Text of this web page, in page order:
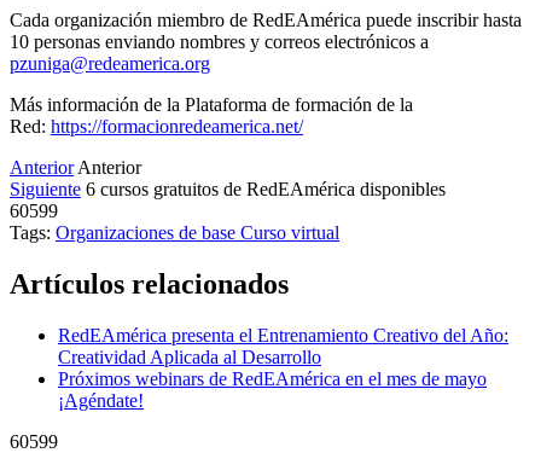
Cada organización miembro de RedEAmérica puede inscribir hasta
10 personas enviando nombres y correos electrónicos a
pzuniga@redeamerica.org
Más información de la Plataforma de formación de la
Red: https://formacionredeamerica.net/
Anterior Anterior
Siguiente 6 cursos gratuitos de RedEAmérica disponibles
60599
Tags: Organizaciones de base Curso virtual
Artículos relacionados
RedEAmérica presenta el Entrenamiento Creativo del Año:
Creatividad Aplicada al Desarrollo
Próximos webinars de RedEAmérica en el mes de mayo
¡Agéndate!
60599